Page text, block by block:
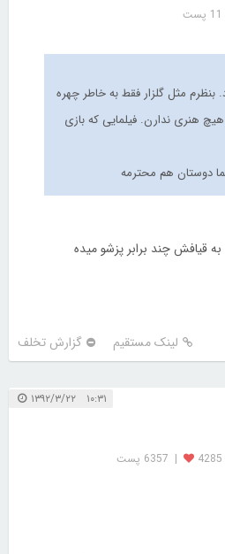
11 پست
مثل گلزار فقط به خاطر چهره
هنری ندارن. فیلمایی که بازی
دوستان هم محترمه
قیافش چند برابر پزشو میده
لینک مستقیم گزارش تخلف
۱۰:۳۱ ۱۳۹۲/۳/۲۲
4285
| 6357 پست